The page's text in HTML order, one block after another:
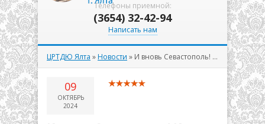
Телефоны приемной:
(3654) 32-42-94
Написать нам
ЦРТДЮ Ялта »Новости » И вновь Севастополь! И вновь праздник музыки, творчества и искусства!
09
ОКТЯБРЬ
2024